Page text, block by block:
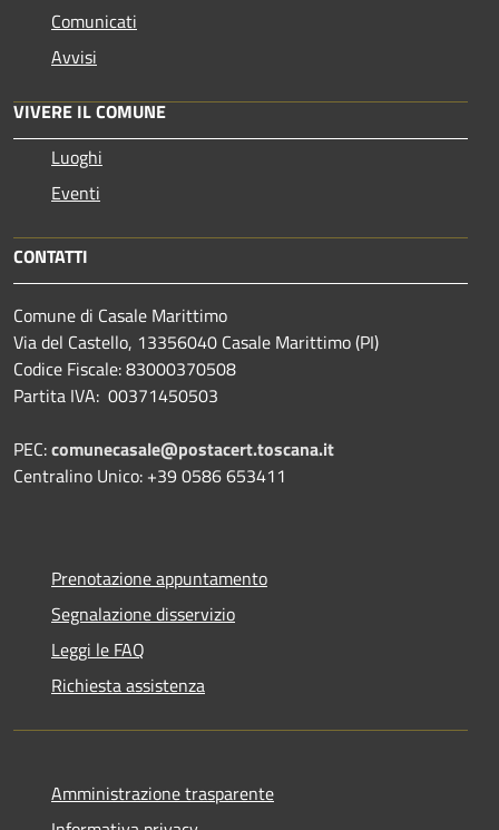
Comunicati
Avvisi
VIVERE IL COMUNE
Luoghi
Eventi
CONTATTI
Comune di Casale Marittimo
Via del Castello, 13356040 Casale Marittimo (PI)
Codice Fiscale: 83000370508
Partita IVA: 00371450503
PEC:comunecasale@postacert.toscana.it
Centralino Unico: +39 0586 653411
Prenotazione appuntamento
Segnalazione disservizio
Leggi le FAQ
Richiesta assistenza
Amministrazione trasparente